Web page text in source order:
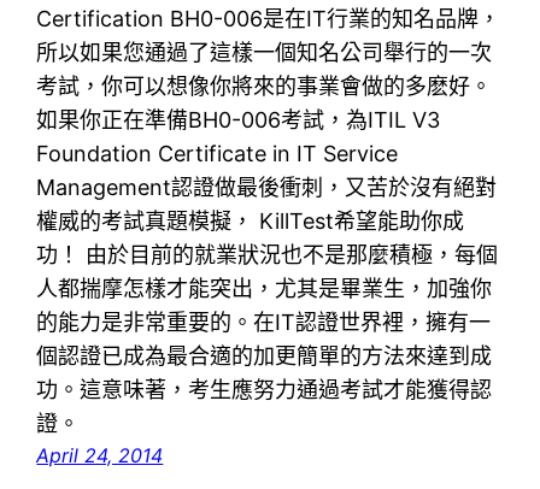
Certification BH0-006是在IT行業的知名品牌，
所以如果您通過了這樣一個知名公司舉行的一次
考試，你可以想像你將來的事業會做的多麽好。
如果你正在準備BH0-006考試，為ITIL V3
Foundation Certificate in IT Service
Management認證做最後衝刺，又苦於沒有絕對
權威的考試真題模擬， KillTest希望能助你成
功！ 由於目前的就業狀況也不是那麼積極，每個
人都揣摩怎樣才能突出，尤其是畢業生，加強你
的能力是非常重要的。在IT認證世界裡，擁有一
個認證已成為最合適的加更簡單的方法來達到成
功。這意味著，考生應努力通過考試才能獲得認
證。
April 24, 2014